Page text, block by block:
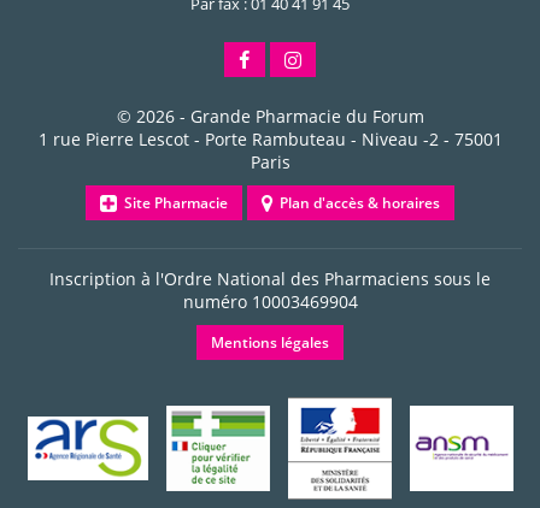
© 2026 - Grande Pharmacie du Forum
1 rue Pierre Lescot - Porte Rambuteau - Niveau -2- 75001
Paris
Site Pharmacie Plan d'accès & horaires
Inscription à l'Ordre National des Pharmaciens sous le
numéro 10003469904
Mentions légales